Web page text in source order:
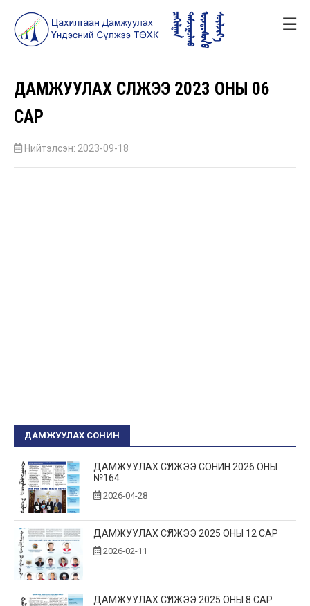
☰
ДАМЖУУЛАХ СҮЛЖЭЭ 2023 ОНЫ 06
САР
Нийтэлсэн: 2023-09-18
ДАМЖУУЛАХ СОНИН
ДАМЖУУЛАХ СҮЛЖЭЭ СОНИН 2026 ОНЫ
№164
2026-04-28
ДАМЖУУЛАХ СҮЛЖЭЭ 2025 ОНЫ 12 САР
2026-02-11
ДАМЖУУЛАХ СҮЛЖЭЭ 2025 ОНЫ 8 САР